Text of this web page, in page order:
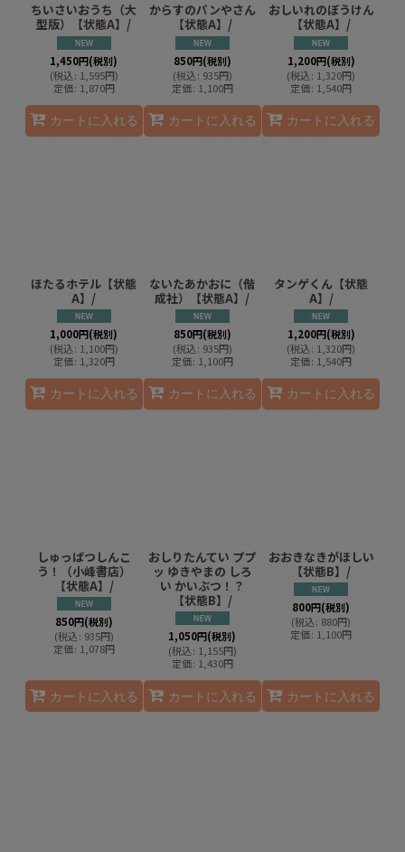
ちいさいおうち（大
型版）【状態A】/
1,450円(税別)
(税込: 1,595円)
定価: 1,870円
カートに入れる
からすのパンやさん
【状態A】/
850円(税別)
(税込: 935円)
定価: 1,100円
カートに入れる
おしいれのぼうけん
【状態A】/
1,200円(税別)
(税込: 1,320円)
定価: 1,540円
カートに入れる
ほたるホテル【状態
A】/
1,000円(税別)
(税込: 1,100円)
定価: 1,320円
カートに入れる
ないたあかおに（偕
成社）【状態A】/
850円(税別)
(税込: 935円)
定価: 1,100円
カートに入れる
タンゲくん【状態
A】/
1,200円(税別)
(税込: 1,320円)
定価: 1,540円
カートに入れる
しゅっぱつしんこ
う！（小峰書店）
【状態A】/
850円(税別)
(税込: 935円)
定価: 1,078円
カートに入れる
おしりたんてい ププ
ッ ゆきやまの しろ
い かいぶつ！？
【状態B】/
1,050円(税別)
(税込: 1,155円)
定価: 1,430円
カートに入れる
おおきなきがほしい
【状態B】/
800円(税別)
(税込: 880円)
定価: 1,100円
カートに入れる